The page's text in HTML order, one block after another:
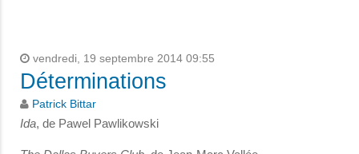
vendredi, 19 septembre 2014 09:55
Déterminations
Patrick Bittar
Ida, de Pawel Pawlikowski